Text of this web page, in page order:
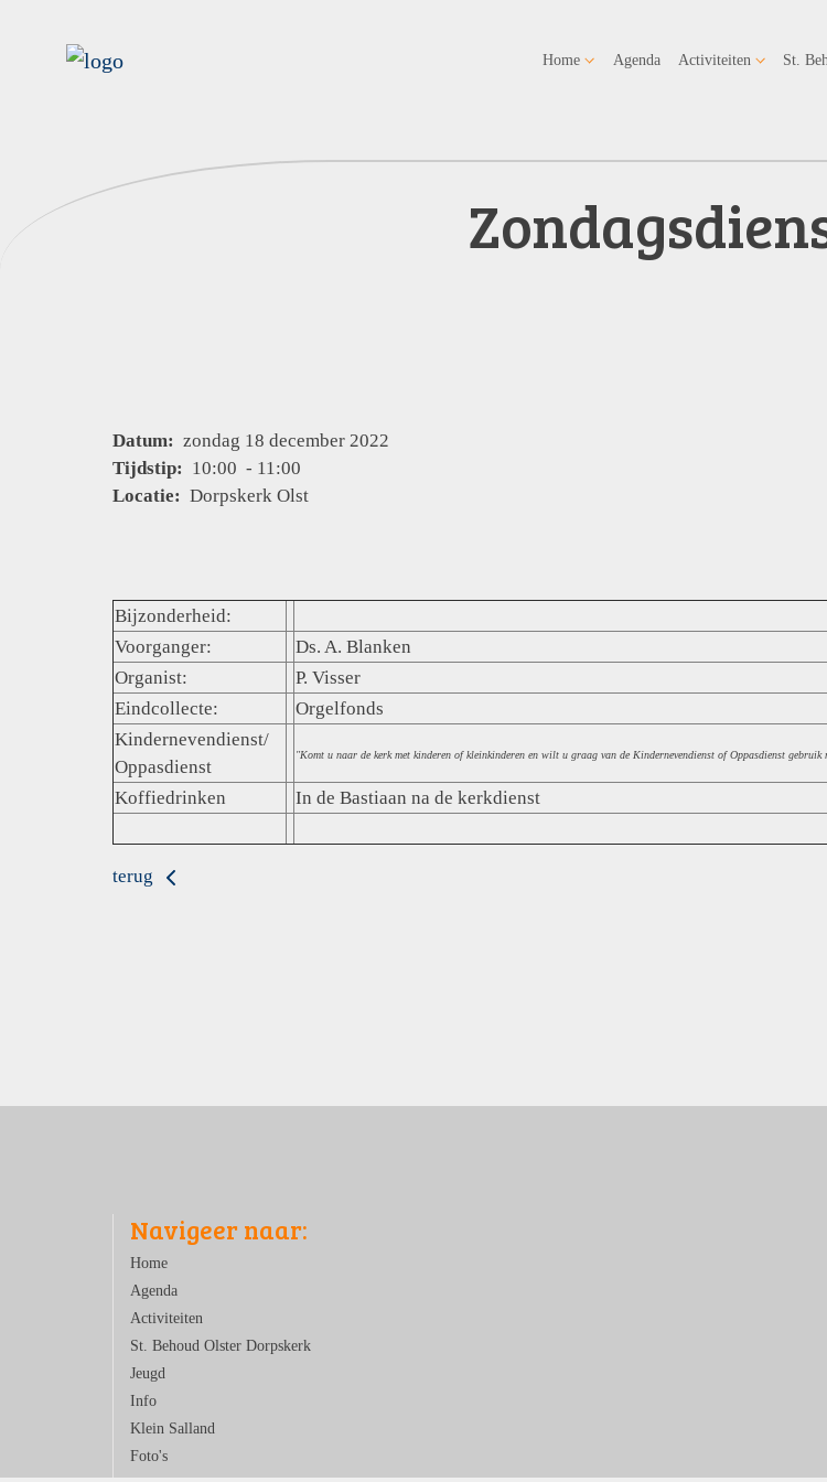
Home Agenda Activiteiten St.
Datum: zondag 18 december 2022
Tijdstip: 10:00 - 11:00
Locatie: Dorpskerk Olst
Bijzonderheid:
Voorganger:
Ds. A. Blanken
Organist:
P. Visser
Eindcollecte:
Orgelfonds
Kindernevendienst/
Oppasdienst
"Komt u naar de kerk met kinderen of kleinkinderen en wilt u graag van de Kindernevendienst of Oppasdienst
Koffiedrinken In de Bastiaan na de kerkdienst
terug
Navigeer naar:
Home
Agenda
Activiteiten
St. Behoud Olster Dorpskerk
Jeugd
Info
Klein Salland
Foto's